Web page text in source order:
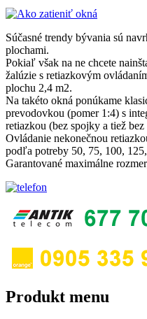
Súčasné trendy bývania sú
plochami.
Pokiaľ však na ne chcete
žalúzie s retiazkovým
plochu 2,4 m2.
Na takéto okná ponúkame
prevodovkou (pomer 1:4) s
retiazkou (bez spojky a tiež
Ovládanie nekonečnou
podľa potreby 50, 75, 100,
Garantované maximálne
Produkt menu